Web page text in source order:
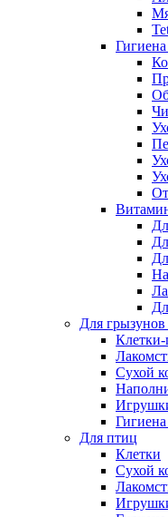
Для грызунов
Сухой
Для птиц
Клетки
Сухой